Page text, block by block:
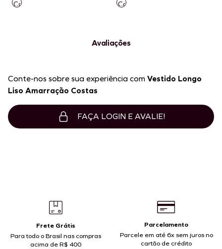
Avaliações
Conte-nos sobre sua experiência com Vestido Longo
Liso Amarração Costas
FAÇA LOGIN E AVALIE!
Frete Grátis
Para todo o Brasil nas compras
acima de R$ 400
Parcelamento
Parcele em até 6x sem juros no
cartão de crédito